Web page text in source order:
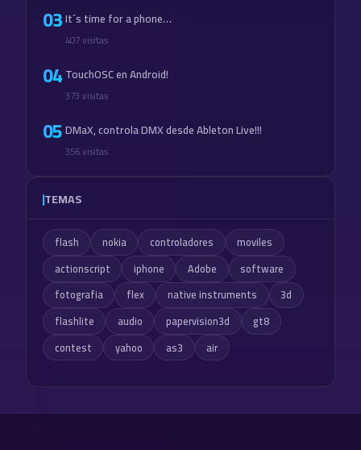
03It´s time for a phone…
407 visitas
04TouchOSC en Android!
373 visitas
05DMaX, controla DMX desde Ableton Live!!!
356 visitas
TEMAS
flash nokia controladores
moviles
actionscript
iphone Adobe
software
fotografia
flex native instruments
3d
flashlite
audio papervision3d
gt8
contest
yahoo as3 air